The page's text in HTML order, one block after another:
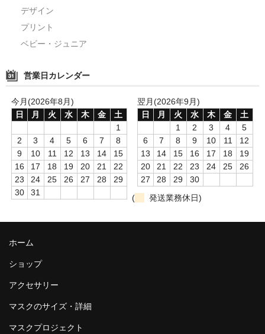
デザイン
プリント
ベビー・ジュニア
営業日カレンダー
今月(2026年8月)
日
月 火 水 木 金
土
1
2
3 4 5 6 7
8
9
10 11 12 13 14
15
16
17 18 19 20 21
22
23
24 25 26 27 28
29
30
31
翌月(2026年9月)
日
月 火 水 木 金
土
1
2 3 4
5
6
7 8 9 10 11
12
13
14 15 16 17 18
19
20
21 22 23 24 25
26
27
28 29
30
(
発送業務休日)
ホーム
ショップ
アクセサリー
マスクのサイズ・詳細
マスクプロジェクト